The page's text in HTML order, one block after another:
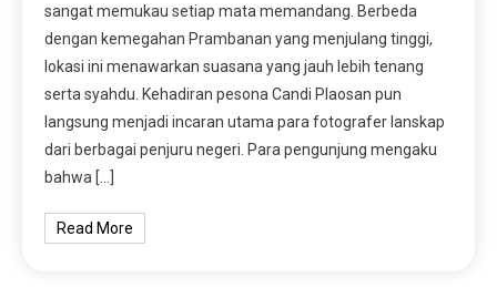
sangat memukau setiap mata memandang. Berbeda
dengan kemegahan Prambanan yang menjulang tinggi,
lokasi ini menawarkan suasana yang jauh lebih tenang
serta syahdu. Kehadiran pesona Candi Plaosan pun
langsung menjadi incaran utama para fotografer lanskap
dari berbagai penjuru negeri. Para pengunjung mengaku
bahwa […]
Read More